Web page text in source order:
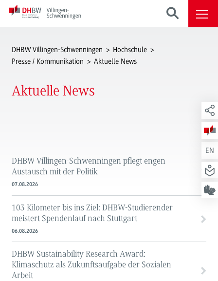
EN
DHBW Villingen-Schwenningen
Hochschule
Presse / Kommunikation
Aktuelle News
Aktuelle News
07.08.2026
DHBW Villingen-Schwenningen pflegt engen
Austausch mit der Politik
06.08.2026
103 Kilometer bis ins Ziel: DHBW-Studierender
meistert Spendenlauf nach Stuttgart
DHBW Sustainability Research Award:
Klimaschutz als Zukunftsaufgabe der Sozialen
Arbeit